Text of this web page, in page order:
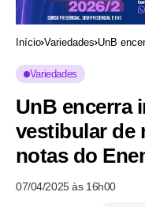
Início Variedades UnB
Variedades
UnB encerra
vestibular de
notas do
07/04/2025 às 16h00